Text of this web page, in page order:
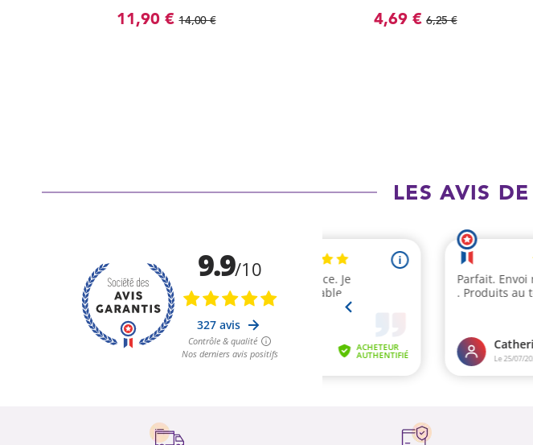
11,90 € 14,00 € 4,69 € 6,25 €
LES AVIS